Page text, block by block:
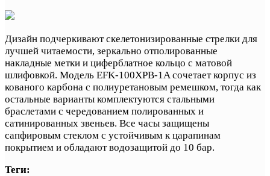
Дизайн подчеркивают скелетонизированные стрелки для
лучшей читаемости, зеркально отполированные
накладные метки и циферблатное кольцо с матовой
шлифовкой. Модель EFK-100XPB-1A сочетает корпус из
кованого карбона с полиуретановым ремешком, тогда как
остальные варианты комплектуются стальными
браслетами с чередованием полированных и
сатинированных звеньев. Все часы защищены
сапфировым стеклом с устойчивым к царапинам
покрытием и обладают водозащитой до 10 бар.
Теги: